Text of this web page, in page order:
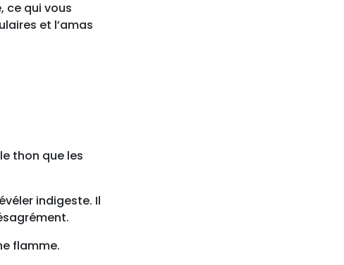
ce qui vous
et l’amas
thon que les
indigeste. Il
flamme.